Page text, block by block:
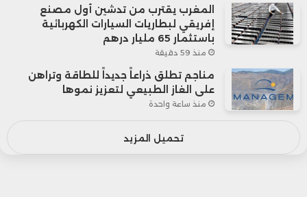
المغرب يقترب من تدشين أول مصنع
إفريقي لبطاريات السيارات الكهربائية
باستثمار 65 مليار درهم
منذ 59 دقيقة
مناجم تطلق ذراعاً جديداً للطاقة وتراهن
على الغاز الطبيعي لتعزيز نموها
منذ ساعة واحدة
تحميل المزيد